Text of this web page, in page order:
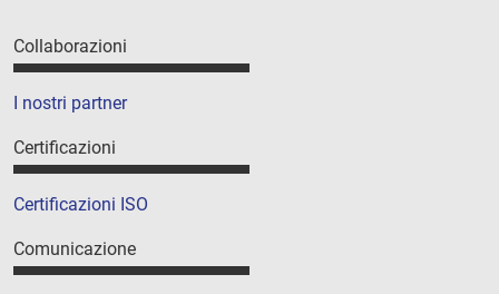
Collaborazioni
I nostri partner
Certificazioni
Certificazioni ISO
Comunicazione